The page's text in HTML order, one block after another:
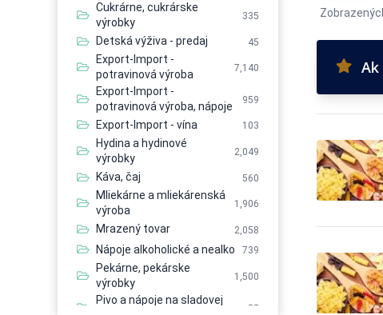
Cukrárne, cukrárske
výrobky
335
Detská výživa - predaj 45
Export-Import -
potravinová výroba
7,140
Export-Import -
potravinová výroba, nápoje
959
Export-Import - vína 103
Hydina a hydinové
výrobky
2,049
Káva, čaj 560
Mliekárne a mliekárenská
výroba
1,906
Mrazený tovar 2,058
Nápoje alkoholické a nealko 739
Pekárne, pekárske
výrobky
1,500
Pivo a nápoje na sladovej
55